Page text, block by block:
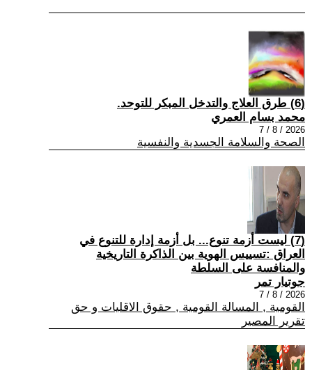
(6) طرق العلاج والتدخل المبكر للتوحد.
محمد بسام العمري
2026 / 8 / 7
الصحة والسلامة الجسدية والنفسية
(7) ليست أزمة تنوع... بل أزمة إدارة للتنوع في
العراق :تسييس الهوية بين الذاكرة التاريخية
والمنافسة على السلطة
جوتيار تمر
2026 / 8 / 7
القومية , المسالة القومية , حقوق الاقليات و حق
تقرير المصير